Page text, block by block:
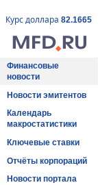
Курс доллара 82.1665
Финансовые
новости
Новости эмитентов
Календарь
макростатистики
Ключевые ставки
Отчёты корпораций
Новости портала